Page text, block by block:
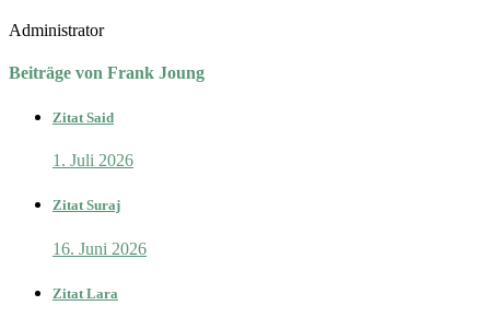
Administrator
Beiträge von Frank Joung
Zitat Said
1. Juli 2026
Zitat Suraj
16. Juni 2026
Zitat Lara